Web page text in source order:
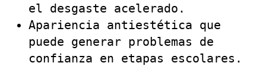
el desgaste acelerado.
Apariencia antiestética que
puede generar problemas de
confianza en etapas escolares.